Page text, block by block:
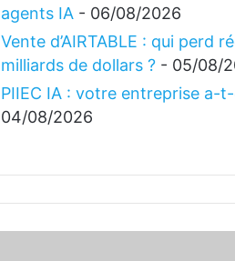
agents IA - 06/08/2026
Vente d’AIRTABLE : qui perd
milliards de dollars ? - 05/08/
PIIEC IA : votre entreprise a-
04/08/2026